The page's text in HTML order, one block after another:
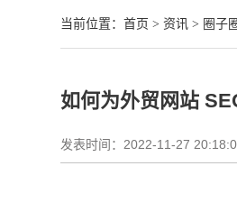
当前位置：首页 资讯 圈子
如何为外贸网站
发表时间：2022-11-27